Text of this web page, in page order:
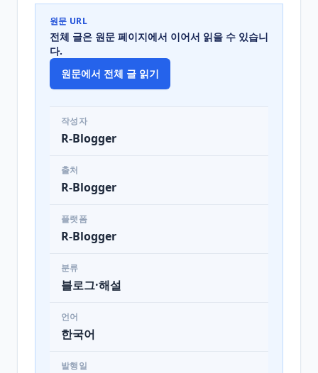
원문 URL
전체 글은 원문 페이지에서 이어서 읽을 수 있습니
다.
원문에서 전체 글 읽기
작성자
R-Blogger
출처
R-Blogger
플랫폼
R-Blogger
분류
블로그·해설
언어
한국어
발행일